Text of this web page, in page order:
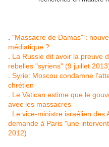
"Massacre de Damas" :
médiatique ?
La Russie dit avoir la preuve
rebelles "syriens" (9 juillet
Syrie: Moscou condamne
chrétien
Le Vatican estime que le
avec les massacres
Le vice-ministre israélien des
demande à Paris "une
2012)